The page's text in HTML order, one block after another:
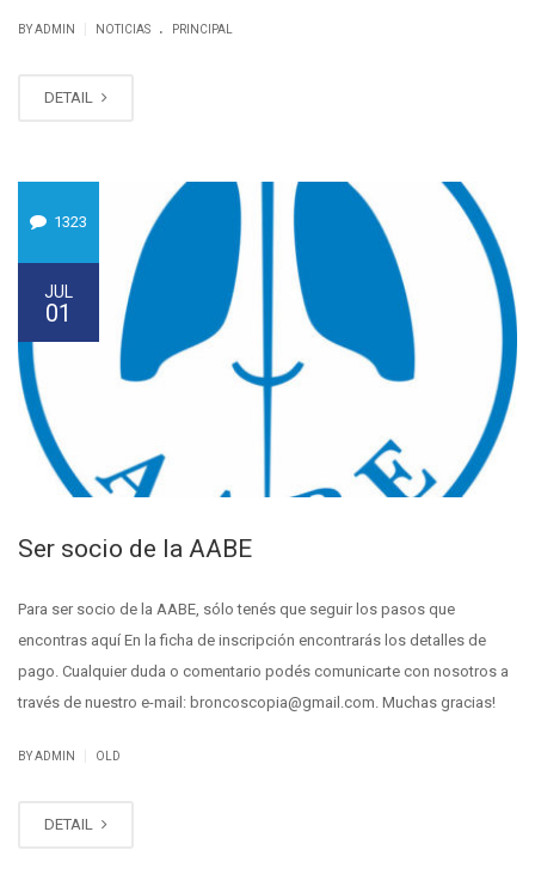
BY ADMIN NOTICIAS . PRINCIPAL
DETAIL
1323
JUL
01
Ser socio de la AABE
Para ser socio de la AABE, sólo tenés que seguir los pasos que
encontras aquí En la ficha de inscripción encontrarás los detalles de
pago. Cualquier duda o comentario podés comunicarte con nosotros a
través de nuestro e-mail: broncoscopia@gmail.com. Muchas gracias!
BY ADMIN OLD
DETAIL